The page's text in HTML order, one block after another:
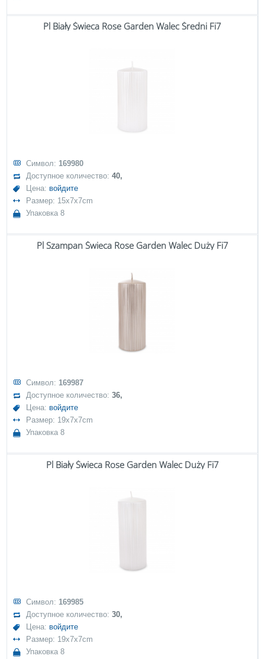
Pl Biały Świeca Rose Garden Walec Średni Fi7
Символ: 169980
Доступное количество:40,
Цена: войдите
Размер: 15x7x7cm
Упаковка 8
Pl Szampan Świeca Rose Garden Walec Duży Fi7
Символ: 169987
Доступное количество:36,
Цена: войдите
Размер: 19x7x7cm
Упаковка 8
Pl Biały Świeca Rose Garden Walec Duży Fi7
Символ: 169985
Доступное количество:30,
Цена: войдите
Размер: 19x7x7cm
Упаковка 8